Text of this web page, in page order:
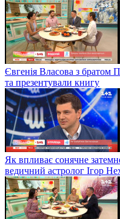
Євгенія Власова з братом
та презентували книгу
Як впливає сонячне
ведичний астролог Ігор